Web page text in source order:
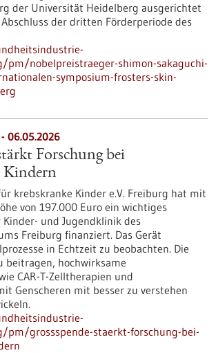
der Universität Heidelberg ausgerichtet
der dritten Förderperiode des
pm/nobelpreistraeger-shimon-sakaguchi-
symposium-frosters-skin-
06.05.2026
Forschung bei
Kindern
krebskranke Kinder e.V. Freiburg hat mit
von 197.000 Euro ein wichtiges
und Jugendklinik des
Freiburg finanziert. Das Gerät
in Echtzeit zu beobachten. Die
beitragen, hochwirksame
CAR-T-Zelltherapien und
Genscheren mit besser zu verstehen
pm/grossspende-staerkt-forschung-bei-